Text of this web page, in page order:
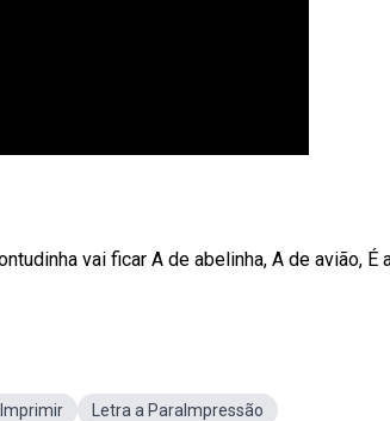
vai ficar A de abelinha, A de avião, É
Imprimir
Letra a ParaImpressão